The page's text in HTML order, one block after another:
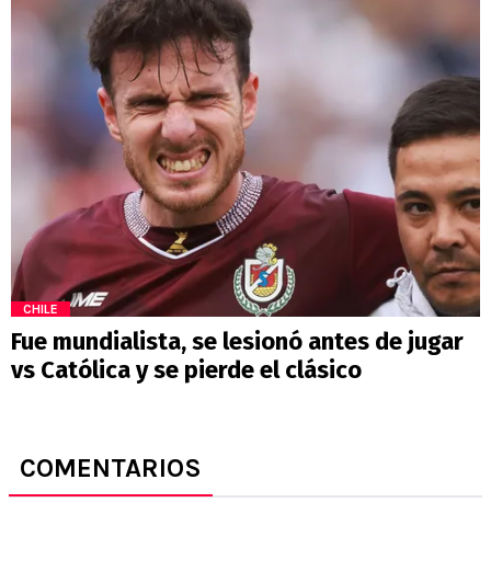
CHILE
Fue mundialista, se lesionó antes de jugar
vs Católica y se pierde el clásico
COMENTARIOS